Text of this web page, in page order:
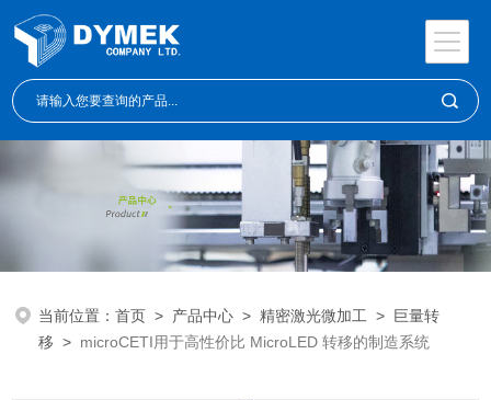
当前位置：首页 > 产品中心 >精密激光微加工 > 巨量转
移 > microCETI用于高性价比 MicroLED 转移的制造系统